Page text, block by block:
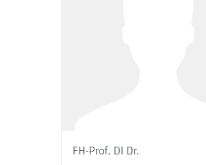
FH-Prof. DI Dr.